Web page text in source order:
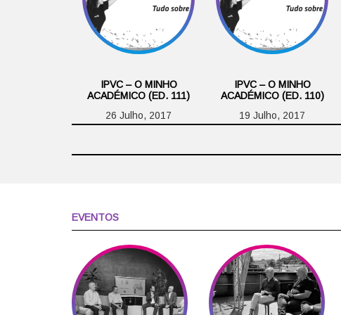
IPVC – O MINHO
ACADÉMICO (ED. 111)
26 Julho, 2017
IPVC – O MINHO
ACADÉMICO (ED. 110)
19 Julho, 2017
EVENTOS